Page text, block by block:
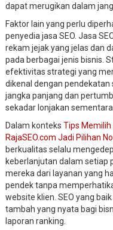
dapat merugikan dalam
Faktor lain yang perlu
penyedia jasa SEO. Jasa
rekam jejak yang jelas dan
pada berbagai jenis bisnis.
efektivitas strategi yang
dikenal dengan pendekatan
jangka panjang dan
sekadar lonjakan
Dalam konteks Tips Memilih
RajaSEO.com Jadi Pilihan
berkualitas selalu
keberlanjutan dalam setiap
mereka dari layanan yang
pendek tanpa
website klien. SEO yang
tambah yang nyata bagi
laporan ranking.